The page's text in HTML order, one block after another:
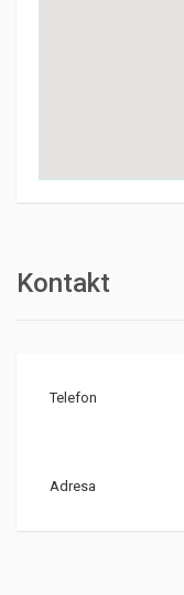
Kontakt
Telefon
Adresa